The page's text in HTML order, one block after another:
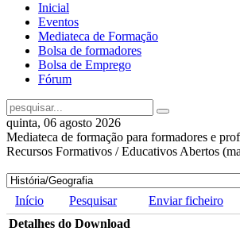
Inicial
Eventos
Mediateca de Formação
Bolsa de formadores
Bolsa de Emprego
Fórum
quinta, 06 agosto 2026
Mediateca de formação para formadores e
Recursos Formativos / Educativos Abertos
Início Pesquisar Enviar ficheiro
Detalhes do Download